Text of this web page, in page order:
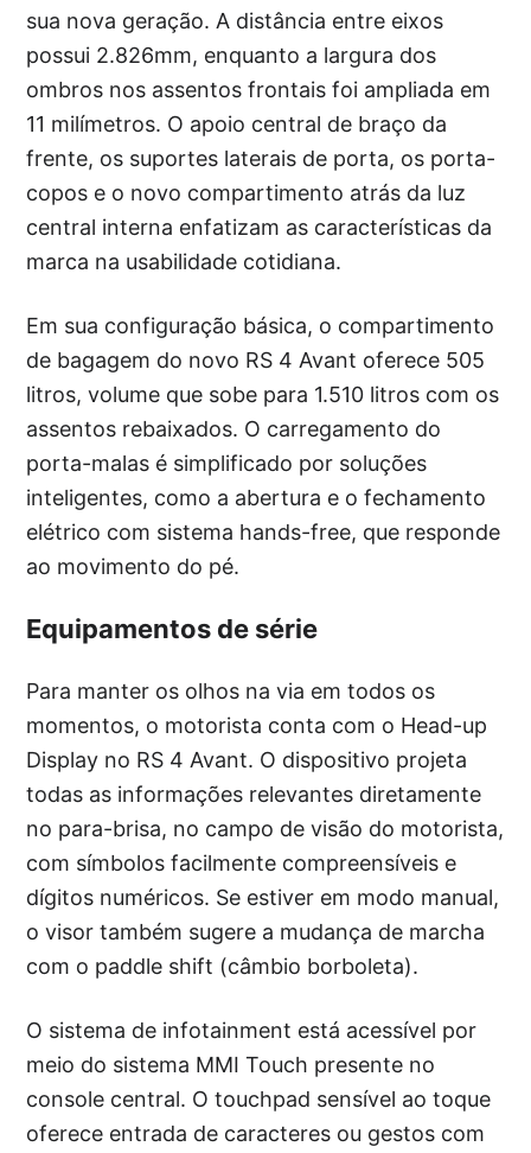
sua nova geração. A distância entre eixos
possui 2.826mm, enquanto a largura dos
ombros nos assentos frontais foi ampliada em
11 milímetros. O apoio central de braço da
frente, os suportes laterais de porta, os porta-
copos e o novo compartimento atrás da luz
central interna enfatizam as características da
marca na usabilidade cotidiana.
Em sua configuração básica, o compartimento
de bagagem do novo RS 4 Avant oferece 505
litros, volume que sobe para 1.510 litros com os
assentos rebaixados. O carregamento do
porta-malas é simplificado por soluções
inteligentes, como a abertura e o fechamento
elétrico com sistema hands-free, que responde
ao movimento do pé.
Equipamentos de série
Para manter os olhos na via em todos os
momentos, o motorista conta com o Head-up
Display no RS 4 Avant. O dispositivo projeta
todas as informações relevantes diretamente
no para-brisa, no campo de visão do motorista,
com símbolos facilmente compreensíveis e
dígitos numéricos. Se estiver em modo manual,
o visor também sugere a mudança de marcha
com o paddle shift (câmbio borboleta).
O sistema de infotainment está acessível por
meio do sistema MMI Touch presente no
console central. O touchpad sensível ao toque
oferece entrada de caracteres ou gestos com